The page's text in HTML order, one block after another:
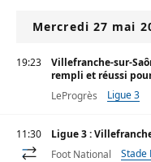
Mercredi 27 mai
19:23
Villefranche-sur-
rempli et réussi
LeProgrès
Ligue 3
11:30
Ligue 3 :
Foot National
Stade